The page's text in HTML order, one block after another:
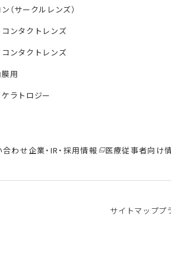
（サークルレンズ）
ンタクトレンズ
ンタクトレンズ
用
ラトロジー
合わせ企業・IR・採用情報 医療従事者向け
サイトマッププ